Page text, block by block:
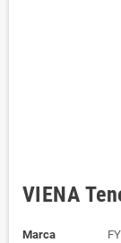
VIENA
Marca